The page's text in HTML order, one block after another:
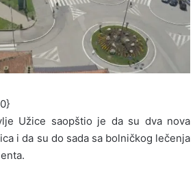
Užice saopštio je da su dva nova
i da su do sada sa bolničkog lečenja